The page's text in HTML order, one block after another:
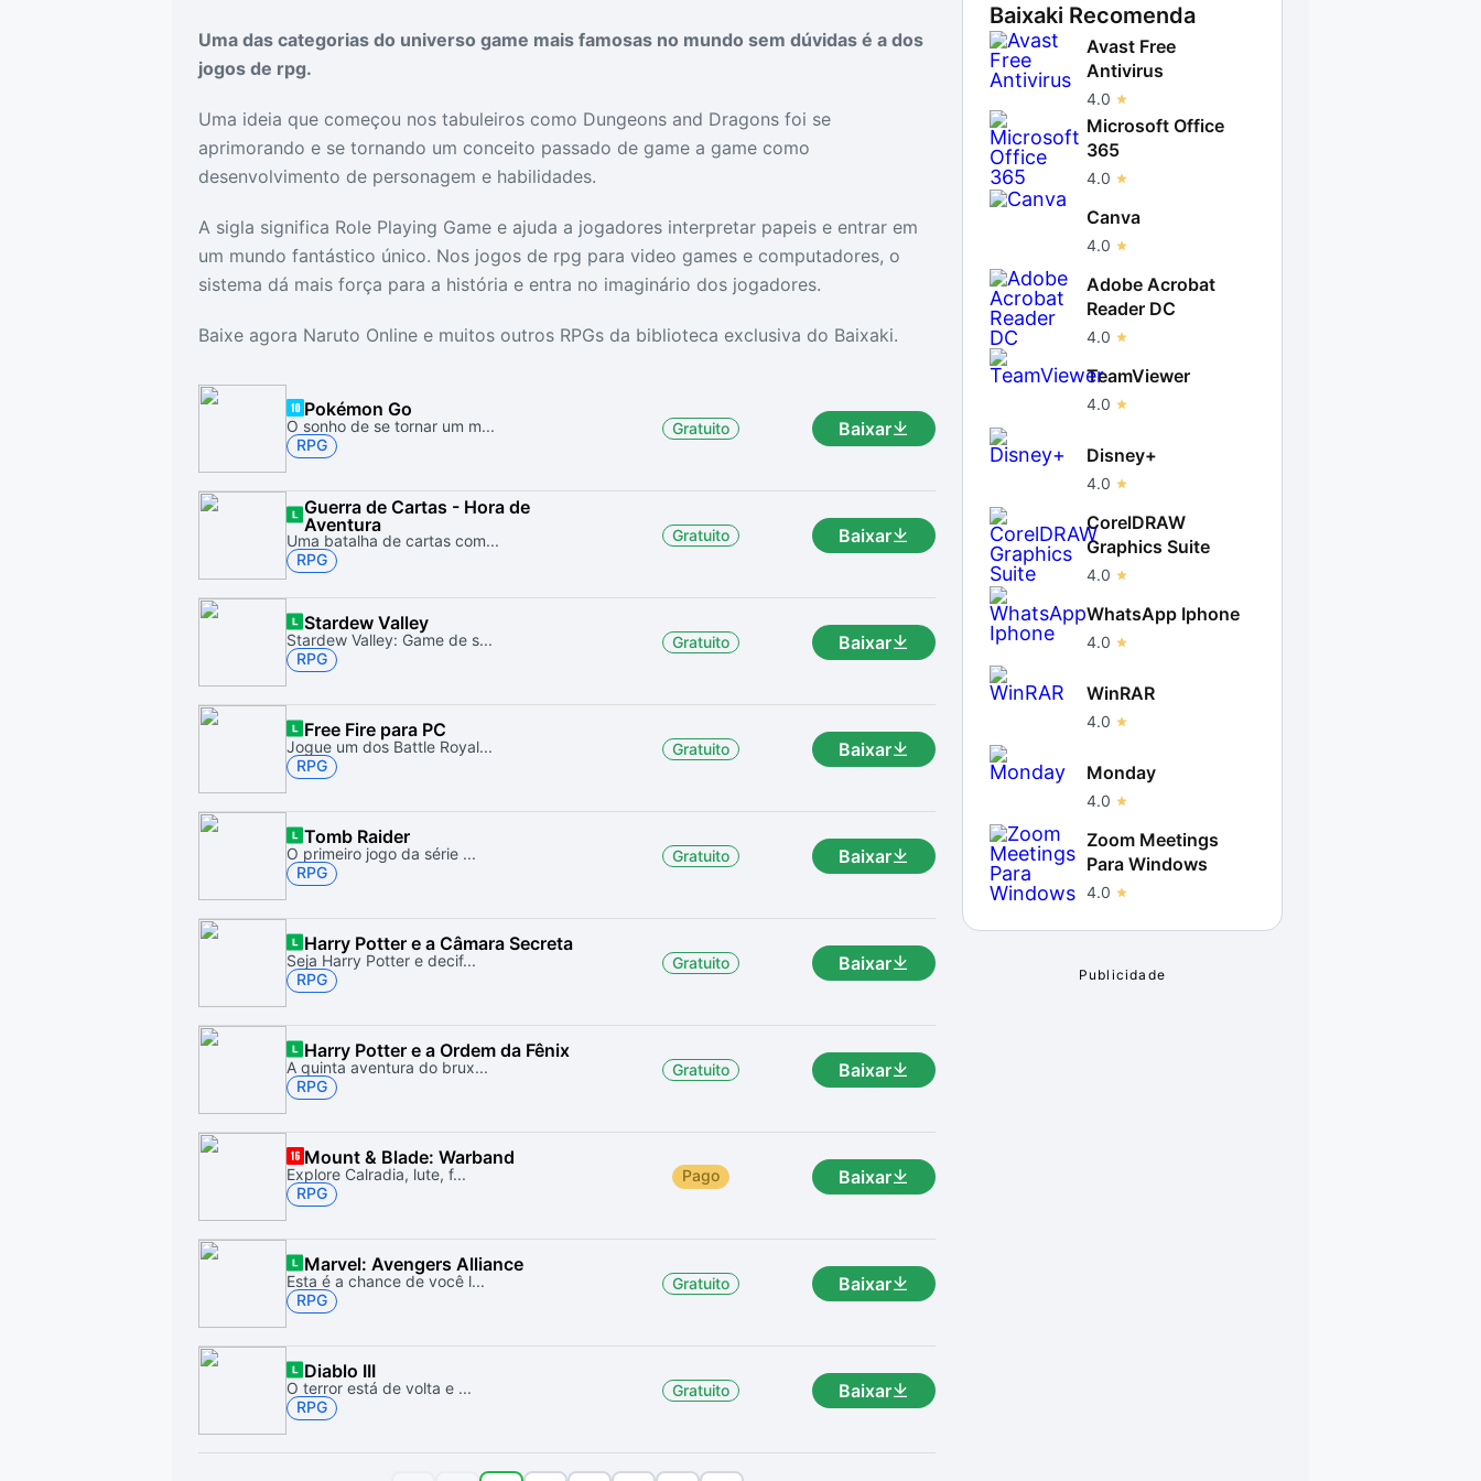
Drivers
Outros
Uma das categorias do universo game mais famosas no mundo sem dúvidas é a dos
jogos de rpg.
Uma ideia que começou nos tabuleiros como Dungeons and Dragons foi se
aprimorando e se tornando um conceito passado de game a game como
desenvolvimento de personagem e habilidades.
A sigla significa Role Playing Game e ajuda a jogadores interpretar papeis e entrar em
um mundo fantástico único. Nos jogos de rpg para video games e computadores, o
sistema dá mais força para a história e entra no imaginário dos jogadores.
Baixe agora Naruto Online e muitos outros RPGs da biblioteca exclusiva do Baixaki.
Pokémon Go
O sonho de se tornar um m...
RPG
Gratuito Baixar
Guerra de Cartas - Hora de
Aventura
Uma batalha de cartas com...
RPG
Gratuito Baixar
Stardew Valley
Stardew Valley: Game de s...
RPG
Gratuito Baixar
Free Fire para PC
Jogue um dos Battle Royal...
RPG
Gratuito Baixar
Tomb Raider
O primeiro jogo da série ...
RPG
Gratuito Baixar
Harry Potter e a Câmara Secreta
Seja Harry Potter e decif...
RPG
Gratuito Baixar
Harry Potter e a Ordem da Fênix
A quinta aventura do brux...
RPG
Gratuito Baixar
Mount & Blade: Warband
Explore Calradia, lute, f...
RPG
Pago Baixar
Marvel: Avengers Alliance
Esta é a chance de você l...
RPG
Gratuito Baixar
Diablo III
O terror está de volta e ...
RPG
Gratuito Baixar
Baixaki Recomenda
Avast Free
Antivirus
4.0
Microsoft Office
365
4.0
Canva
4.0
Adobe Acrobat
Reader DC
4.0
TeamViewer
4.0
Disney+
4.0
CorelDRAW
Graphics Suite
4.0
WhatsApp Iphone
4.0
WinRAR
4.0
Monday
4.0
Zoom Meetings
Para Windows
4.0